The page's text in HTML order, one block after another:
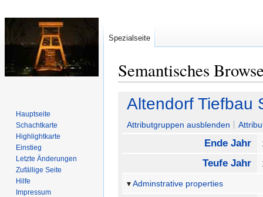
Semantisches
Navigation
springen
Suche
springen
Altendorf Tiefbau
Attributgruppen ausblenden
Ende Jahr
Teufe Jahr
Adminstrative properties
Spezialseite
Hauptseite
Schachtkarte
Highlightkarte
Einstieg
Letzte Änderungen
Zufällige Seite
Hilfe
Impressum